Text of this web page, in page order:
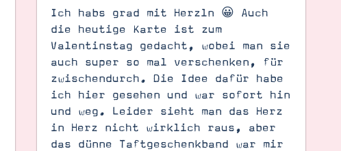
Ich habs grad mit Herzln 😀 Auch
die heutige Karte ist zum
Valentinstag gedacht, wobei man sie
auch super so mal verschenken, für
zwischendurch. Die Idee dafür habe
ich hier gesehen und war sofort hin
und weg. Leider sieht man das Herz
in Herz nicht wirklich raus, aber
das dünne Taftgeschenkband war mir